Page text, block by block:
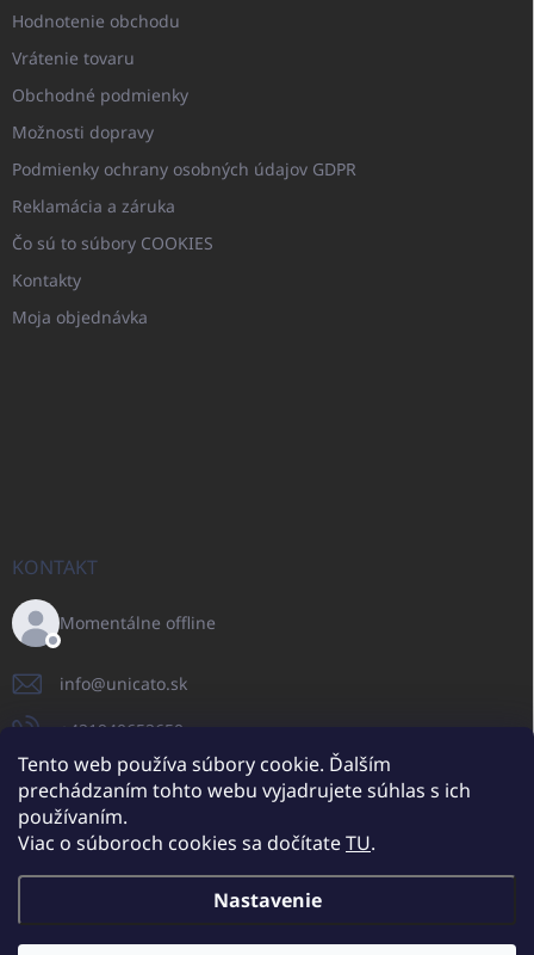
Tento web používa súbory cookie. Ďalším
prechádzaním tohto webu vyjadrujete súhlas s ich
používaním.
Viac o súboroch cookies sa dočítateTU.
Nastavenie
Hodnotenie obchodu
Vrátenie tovaru
Obchodné podmienky
Možnosti dopravy
Podmienky ochrany osobných údajov GDPR
Reklamácia a záruka
Čo sú to súbory COOKIES
Kontakty
Moja objednávka
KONTAKT
Momentálne offline
info@unicato.sk
+421940652650
UNICATO.sk
UNICATOshop.pl UNICATOshop.de
Copyright 2026UNICATO.sk. Všetky práva vyhradené.Upraviť nastavenie